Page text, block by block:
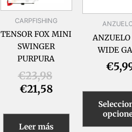
CARPFISHING
TENSOR FOX MINI
SWINGER
PURPURA
€23,98
€21,58
Leer más
ANZUELO
WIDE
€